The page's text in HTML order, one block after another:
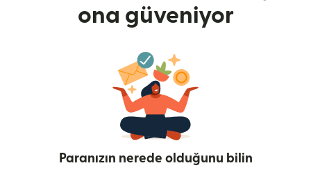
ona güveniyor
Paranızın nerede olduğunu bilin